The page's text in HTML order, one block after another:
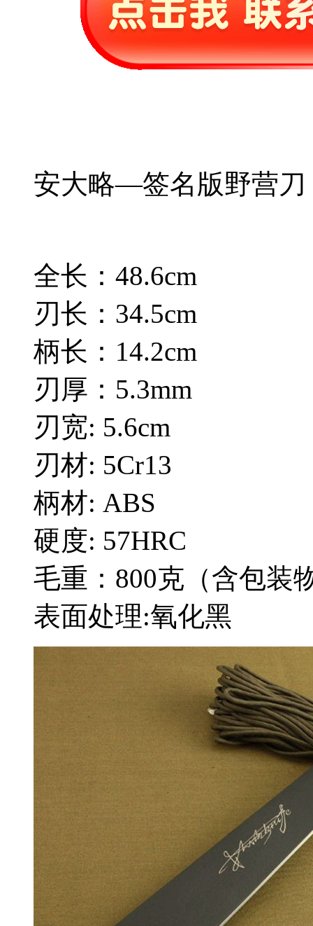
安大略—签名版野营刀
全长：48.6cm
刃长：34.5cm
柄长：14.2cm
刃厚：5.3mm
刃宽: 5.6cm
刃材: 5Cr13
柄材: ABS
硬度: 57HRC
毛重：800克（含包装
表面处理:氧化黑